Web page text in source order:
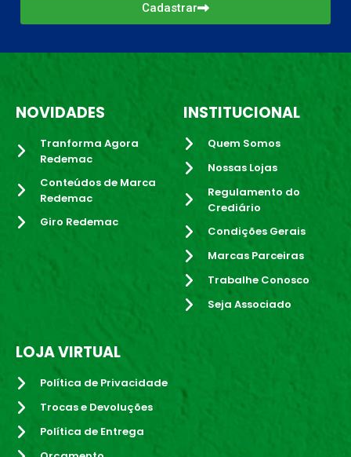
Cadastrar
NOVIDADES
Tranforma Agora
Redemac
Conteúdos de Marca
Redemac
Giro Redemac
INSTITUCIONAL
Quem Somos
Nossas Lojas
Regulamento do
Crediário
Condições Gerais
Marcas Parceiras
Trabalhe Conosco
Seja Associado
LOJA VIRTUAL
Política de Privacidade
Trocas e Devoluções
Política de Entrega